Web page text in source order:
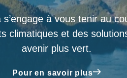
s’engage à vous tenir au
climatiques et des
avenir plus vert.
Pour en savoir plus